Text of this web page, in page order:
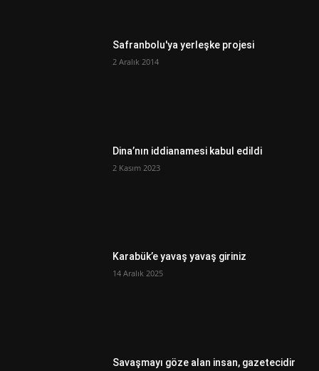
Safranbolu'ya yerleşke projesi
2 Aralık 2014
Dina’nın iddianamesi kabul edildi
2 Kasım 2023
Karabük’e yavaş yavaş giriniz
14 Aralık 2025
Savaşmayı göze alan insan, gazetecidir